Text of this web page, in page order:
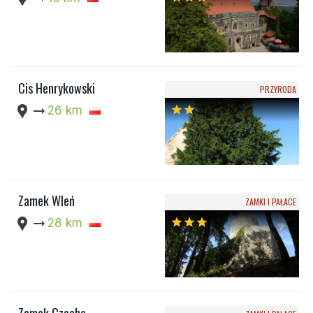
Cis Henrykowski
location_pin arrow_right_alt 26 km
PRZYRODA
starstar
Zamek Wleń
location_pin arrow_right_alt 28 km
ZAMKI I PAŁACE
star star star